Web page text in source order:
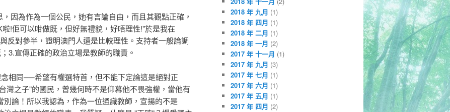
為作為一個公民，她有言論自由，而且其觀點正確，
!佢可以咁做既，但好無禮貌，好唔理性!"於是我在
反對參半，證明澳門人還是比較理性。支持者一般論調
3.宣傳正確的政治立場是教師的職責。
相同──希望有權選特首，但不能下定論這是絕對正
灣之子"的國民，曾幾何時不是仰慕他不畏強權，當他有
別論！所以我認為，作為一位通識教師，宣揚的不是
2018 年 九月 (1)
2018 年 四月 (1)
2018 年 二月 (1)
2018 年 一月 (2)
2017 年 十一月 (1)
2017 年 九月 (3)
2017 年 七月 (1)
2017 年 六月 (1)
2017 年 五月 (1)
2017 年 四月 (2)